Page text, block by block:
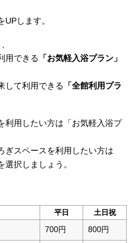
します。
用できる
「お気軽入浴プラン」
て利用できる
「全館利用プラ
利用したい方は「お気軽入浴プ
ぎスペースを利用したい方は
選択しましょう。
平日 土日祝
700円 800円